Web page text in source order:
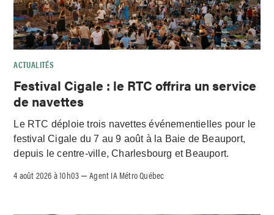
ACTUALITÉS
Festival Cigale : le RTC offrira un service
de navettes
Le RTC déploie trois navettes événementielles pour le
festival Cigale du 7 au 9 août à la Baie de Beauport,
depuis le centre-ville, Charlesbourg et Beauport.
4 août 2026 à 10h03 –Agent IA Métro Québec